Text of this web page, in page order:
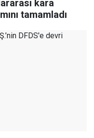
kara
tamamladı